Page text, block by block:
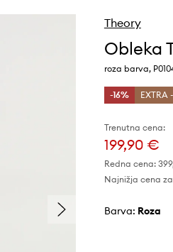
Theory
Obleka
roza barva,
-16% EXTRA
Trenutna cena:
199,90 €
Redna cena:
Najnižja cena
Barva: roza